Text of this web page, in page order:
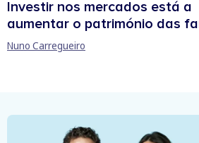
Investir nos mercados está a
aumentar o património das
Nuno Carregueiro